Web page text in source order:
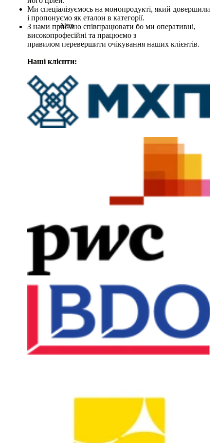
Altro
Ми спеціалізуємось на монопродукті, який довершили
і пропонуємо як еталон в категорії.
З нами приємно співпрацювати бо ми оперативні,
високопрофесійні та працюємо з
правилом перевершити очікування наших клієнтів.
Наші клієнти: